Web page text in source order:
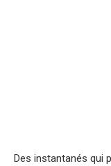
Des instantanés qui